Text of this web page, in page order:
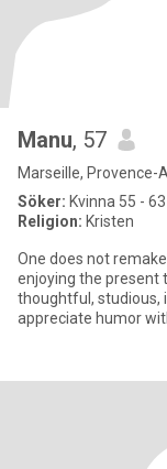
Manu, 57
Marseille, Provence-
Söker: Kvinna 55 - 63
Religion: Kristen
One does not
enjoying the present time. Atypical authentic,
thoughtful, studious,
appreciate humor